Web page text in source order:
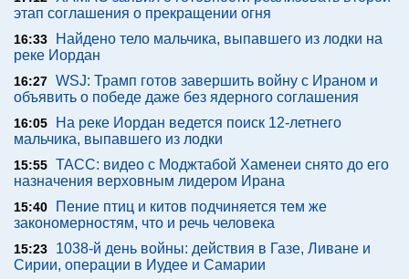
этап соглашения о прекращении огня
16:33
Найдено тело мальчика, выпавшего из лодки на
реке Иордан
16:27 WSJ: Трамп готов завершить войну с Ираном и
объявить о победе даже без ядерного соглашения
16:05
На реке Иордан ведется поиск 12-летнего
мальчика, выпавшего из лодки
15:55 ТАСС: видео с Моджтабой Хаменеи снято до его
назначения верховным лидером Ирана
15:40
Пение птиц и китов подчиняется тем же
закономерностям, что и речь человека
15:23
1038-й день войны: действия в Газе, Ливане и
Сирии, операции в Иудее и Самарии